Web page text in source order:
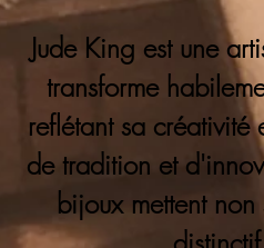
Jude King est une
transforme
reflétant sa
de tradition et
bijoux mettent